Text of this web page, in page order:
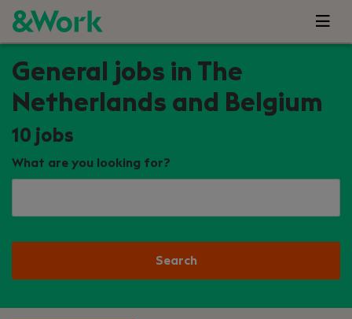
General jobs in The
Netherlands and Belgium
10 jobs
What are you looking for?
Search